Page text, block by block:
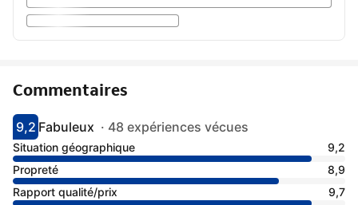
Commentaires
Avec une note de 9.2
9,2
fabuleuxFabuleux · 48 expériences vécues
Situation géographique
9,2
Propreté
8,9
Rapport qualité/prix
9,7